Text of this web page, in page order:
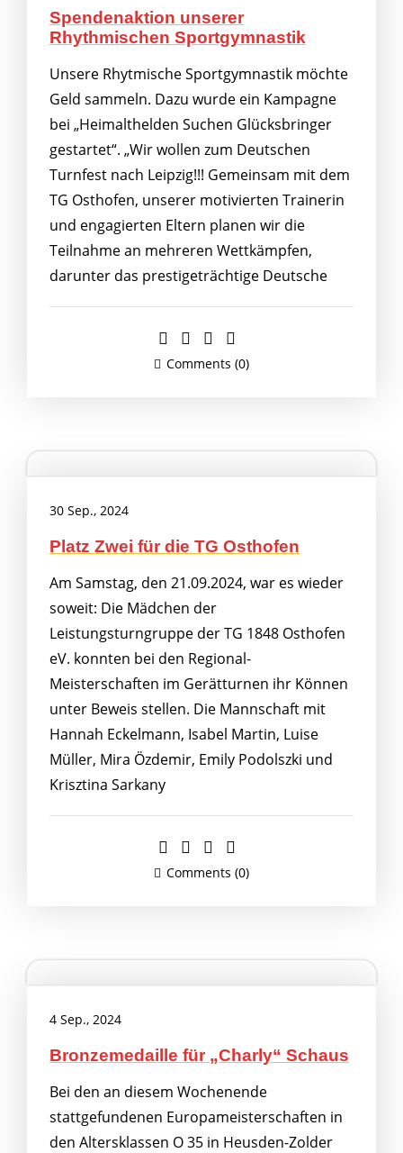
Spendenaktion unserer
Rhythmischen Sportgymnastik
Unsere Rhytmische Sportgymnastik möchte
Geld sammeln. Dazu wurde ein Kampagne
bei „Heimalthelden Suchen Glücksbringer
gestartet“. „Wir wollen zum Deutschen
Turnfest nach Leipzig!!! Gemeinsam mit dem
TG Osthofen, unserer motivierten Trainerin
und engagierten Eltern planen wir die
Teilnahme an mehreren Wettkämpfen,
darunter das prestigeträchtige Deutsche
Comments (0)
30 Sep., 2024
Platz Zwei für die TG Osthofen
Am Samstag, den 21.09.2024, war es wieder
soweit: Die Mädchen der
Leistungsturngruppe der TG 1848 Osthofen
eV. konnten bei den Regional-
Meisterschaften im Gerätturnen ihr Können
unter Beweis stellen. Die Mannschaft mit
Hannah Eckelmann, Isabel Martin, Luise
Müller, Mira Özdemir, Emily Podolszki und
Krisztina Sarkany
Comments (0)
4 Sep., 2024
Bronzemedaille für „Charly“ Schaus
Bei den an diesem Wochenende
stattgefundenen Europameisterschaften in
den Altersklassen O 35 in Heusden-Zolder